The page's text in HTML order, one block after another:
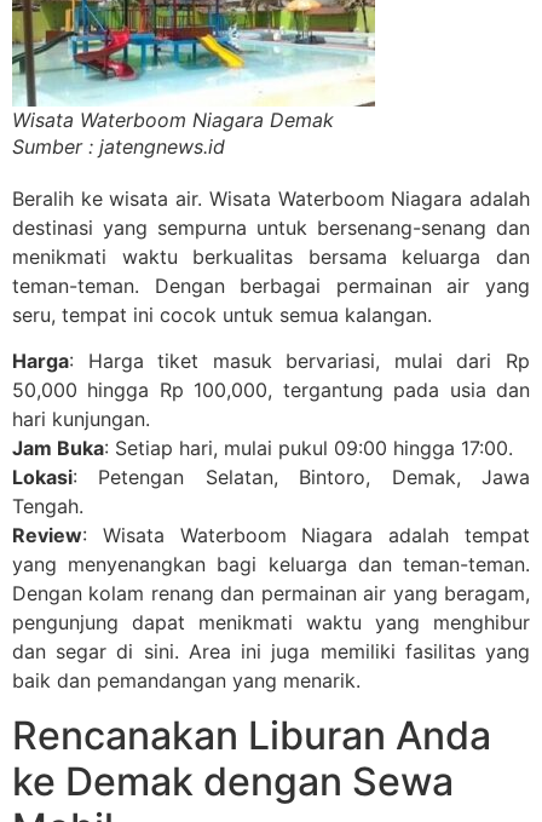
Wisata Waterboom Niagara Demak
Sumber : jatengnews.id
Beralih ke wisata air. Wisata Waterboom Niagara adalah
destinasi yang sempurna untuk bersenang-senang dan
menikmati waktu berkualitas bersama keluarga dan
teman-teman. Dengan berbagai permainan air yang
seru, tempat ini cocok untuk semua kalangan.
Harga: Harga tiket masuk bervariasi, mulai dari Rp
50,000 hingga Rp 100,000, tergantung pada usia dan
hari kunjungan.
Jam Buka: Setiap hari, mulai pukul 09:00 hingga 17:00.
Lokasi: Petengan Selatan, Bintoro, Demak, Jawa
Tengah.
Review: Wisata Waterboom Niagara adalah tempat
yang menyenangkan bagi keluarga dan teman-teman.
Dengan kolam renang dan permainan air yang beragam,
pengunjung dapat menikmati waktu yang menghibur
dan segar di sini. Area ini juga memiliki fasilitas yang
baik dan pemandangan yang menarik.
Rencanakan Liburan Anda
ke Demak dengan Sewa